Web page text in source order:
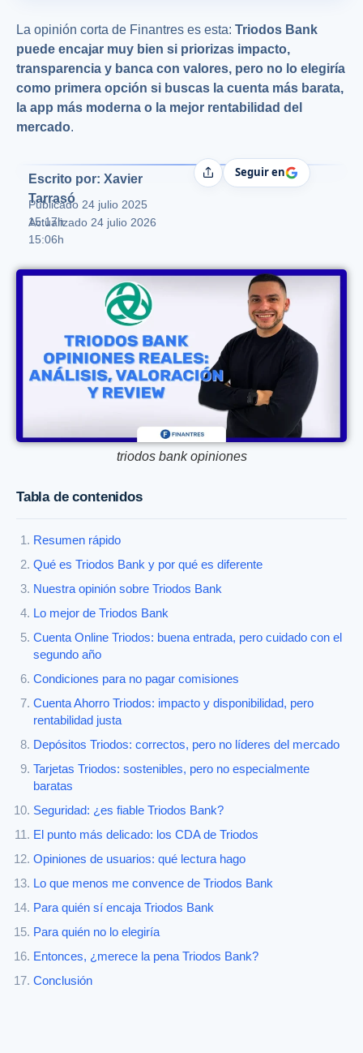
La opinión corta de Finantres es esta: Triodos Bank
puede encajar muy bien si priorizas impacto,
transparencia y banca con valores, pero no lo elegiría
como primera opción si buscas la cuenta más barata,
la app más moderna o la mejor rentabilidad del
mercado.
Escrito por: Xavier
Tarrasó
Publicado 24 julio 2025
15:17h
Actualizado 24 julio 2026
15:06h
CompartirSeguir en
triodos bank opiniones
Tabla de contenidos
Resumen rápido
Qué es Triodos Bank y por qué es diferente
Nuestra opinión sobre Triodos Bank
Lo mejor de Triodos Bank
Cuenta Online Triodos: buena entrada, pero cuidado con el
segundo año
Condiciones para no pagar comisiones
Cuenta Ahorro Triodos: impacto y disponibilidad, pero
rentabilidad justa
Depósitos Triodos: correctos, pero no líderes del mercado
Tarjetas Triodos: sostenibles, pero no especialmente
baratas
Seguridad: ¿es fiable Triodos Bank?
El punto más delicado: los CDA de Triodos
Opiniones de usuarios: qué lectura hago
Lo que menos me convence de Triodos Bank
Para quién sí encaja Triodos Bank
Para quién no lo elegiría
Entonces, ¿merece la pena Triodos Bank?
Conclusión